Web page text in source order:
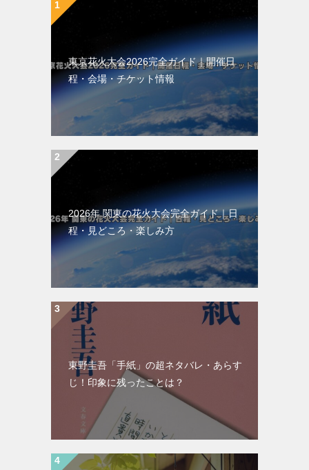
東京花火大会2026完全ガイド｜開催日
程・会場・チケット情報
2026年 関東の花火大会完全ガイド｜日
程・見どころ・楽しみ方
東野圭吾「手紙」の超ネタバレ・あらす
じ！印象に残ったことは？